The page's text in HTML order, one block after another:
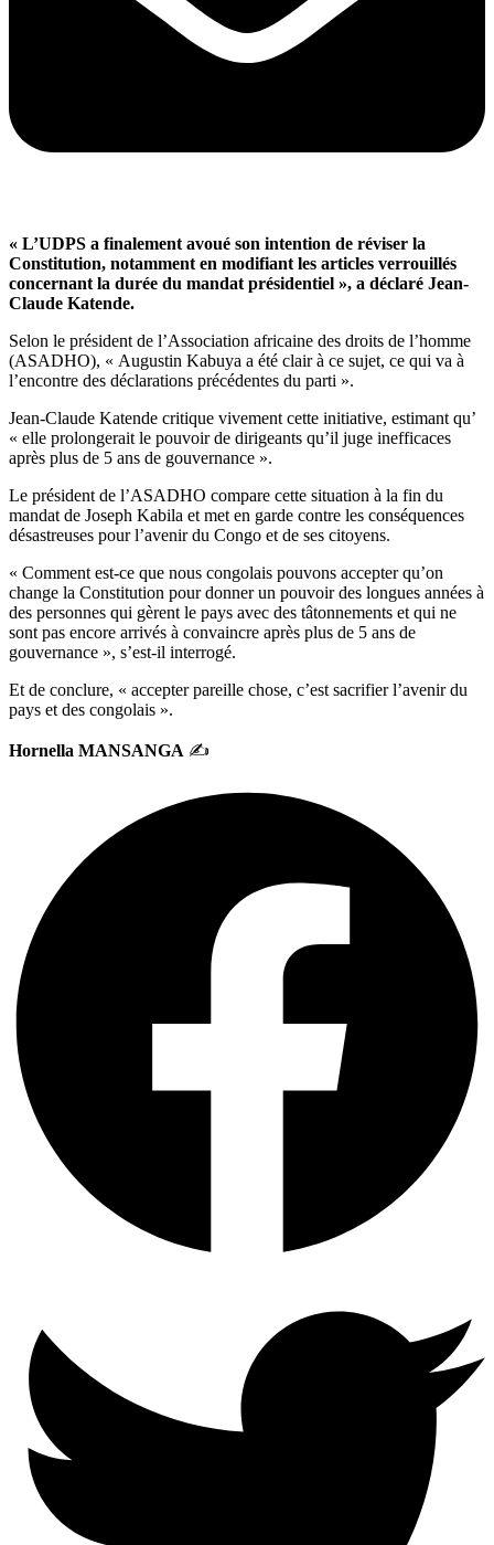
« L’UDPS a finalement avoué son intention de réviser la
Constitution, notamment en modifiant les articles verrouillés
concernant la durée du mandat présidentiel », a déclaré Jean-
Claude Katende.
Selon le président de l’Association africaine des droits de l’homme
(ASADHO), « Augustin Kabuya a été clair à ce sujet, ce qui va à
l’encontre des déclarations précédentes du parti ».
Jean-Claude Katende critique vivement cette initiative, estimant qu’
« elle prolongerait le pouvoir de dirigeants qu’il juge inefficaces
après plus de 5 ans de gouvernance ».
Le président de l’ASADHO compare cette situation à la fin du
mandat de Joseph Kabila et met en garde contre les conséquences
désastreuses pour l’avenir du Congo et de ses citoyens.
« Comment est-ce que nous congolais pouvons accepter qu’on
change la Constitution pour donner un pouvoir des longues années à
des personnes qui gèrent le pays avec des tâtonnements et qui ne
sont pas encore arrivés à convaincre après plus de 5 ans de
gouvernance », s’est-il interrogé.
Et de conclure, « accepter pareille chose, c’est sacrifier l’avenir du
pays et des congolais ».
Hornella MANSANGA ✍️